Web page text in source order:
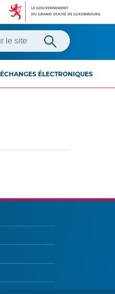
ÉCHANGES ÉLECTRONIQUES